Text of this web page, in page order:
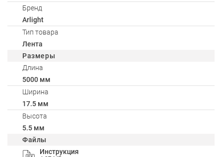
Бренд
Arlight
Тип товара
Лента
Размеры
Длина
5000 мм
Ширина
17.5 мм
Высота
5.5 мм
Файлы
Инструкция